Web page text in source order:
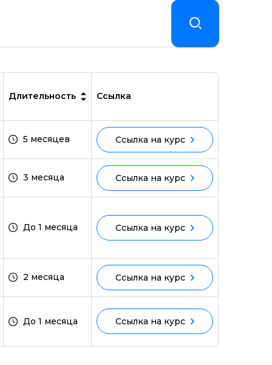
Длительность Ссылка
5 месяцев Ссылка на курс
3 месяца Ссылка на курс
До 1 месяца Ссылка на курс
2 месяца Ссылка на курс
До 1 месяца Ссылка на курс